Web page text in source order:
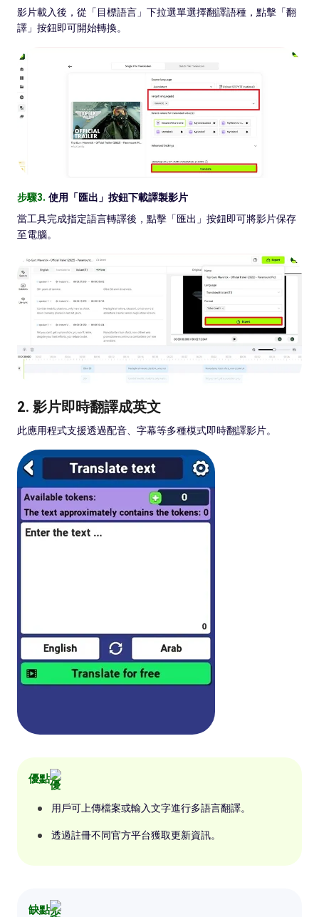
影片載入後，從「目標語言」下拉選單選擇翻譯語種，點擊「翻
譯」按鈕即可開始轉換。
步驟3. 使用「匯出」按鈕下載譯製影片
當工具完成指定語言轉譯後，點擊「匯出」按鈕即可將影片保存
至電腦。
2. 影片即時翻譯成英文
此應用程式支援透過配音、字幕等多種模式即時翻譯影片。
優點
用戶可上傳檔案或輸入文字進行多語言翻譯。
透過註冊不同官方平台獲取更新資訊。
缺點